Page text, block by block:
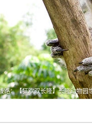
路：【狂欢双长隆】长隆动物园